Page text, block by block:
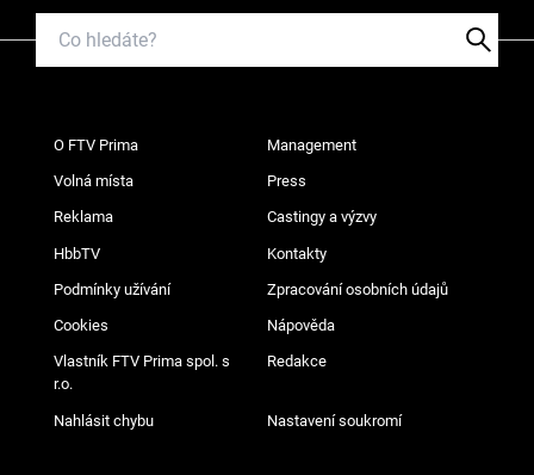
O FTV Prima Management
Volná místa Press
Reklama Castingy a výzvy
HbbTV Kontakty
Podmínky užívání Zpracování osobních údajů
Cookies Nápověda
Vlastník FTV Prima spol. s
r.o.
Redakce
Nahlásit chybu Nastavení soukromí